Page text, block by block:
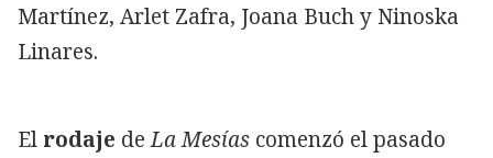
Martínez, Arlet Zafra, Joana Buch y Ninoska
Linares.
El rodaje deLa Mesías comenzó el pasado